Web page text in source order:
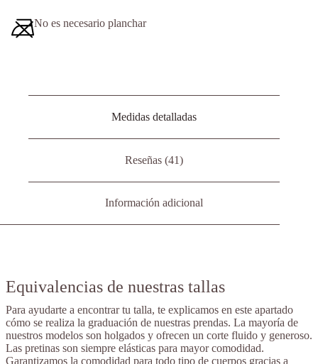
No es necesario planchar
Medidas detalladas
Reseñas (41)
Información adicional
Equivalencias de nuestras tallas
Para ayudarte a encontrar tu talla, te explicamos en este apartado
cómo se realiza la graduación de nuestras prendas. La mayoría de
nuestros modelos son holgados y ofrecen un corte fluido y generoso.
Las pretinas son siempre elásticas para mayor comodidad.
Garantizamos la comodidad para todo tipo de cuerpos gracias a